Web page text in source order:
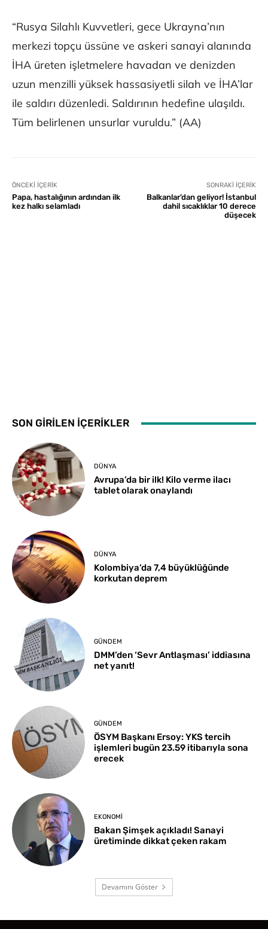
“Rusya Silahlı Kuvvetleri, gece Ukrayna’nın
merkezi topçu üssüne ve askeri sanayi alanında
İHA üreten işletmelere havadan ve denizden
uzun menzilli yüksek hassasiyetli silah ve İHA’lar
ile saldırı düzenledi. Saldırının hedefine ulaşıldı.
Tüm belirlenen unsurlar vuruldu.” (AA)
ÖNCEKI İÇERIK
Papa, hastalığının ardından ilk
kez halkı selamladı
SONRAKI İÇERIK
Balkanlar’dan geliyor! İstanbul
dahil sıcaklıklar 10 derece
düşecek
SON GİRİLEN İÇERİKLER
DÜNYA
Avrupa’da bir ilk! Kilo verme ilacı
tablet olarak onaylandı
DÜNYA
Kolombiya’da 7,4 büyüklüğünde
korkutan deprem
GÜNDEM
DMM’den ‘Sevr Antlaşması’ iddiasına
net yanıt!
GÜNDEM
ÖSYM Başkanı Ersoy: YKS tercih
işlemleri bugün 23.59 itibarıyla sona
erecek
EKONOMI
Bakan Şimşek açıkladı! Sanayi
üretiminde dikkat çeken rakam
Devamını Göster